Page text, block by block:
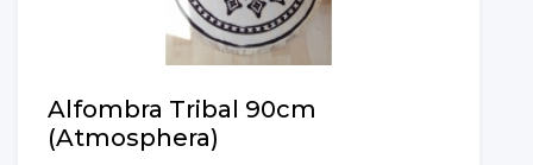
Alfombra Tribal 90cm
(Atmosphera)